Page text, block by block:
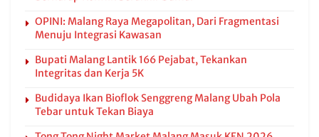
OPINI: Malang Raya Megapolitan, Dari Fragmentasi
Menuju Integrasi Kawasan
Bupati Malang Lantik 166 Pejabat, Tekankan
Integritas dan Kerja 5K
Budidaya Ikan Bioflok Senggreng Malang Ubah Pola
Tebar untuk Tekan Biaya